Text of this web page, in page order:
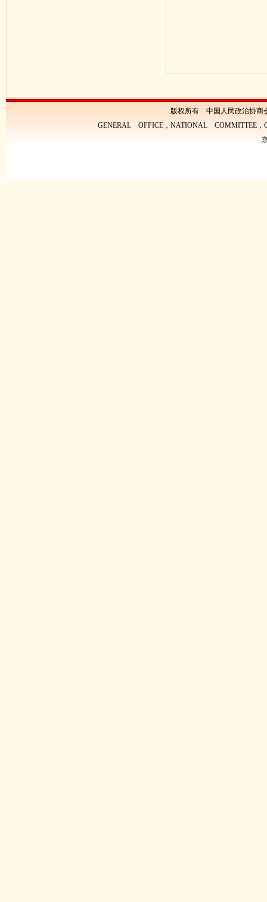
版权所有 中国人民政治协商
GENERAL OFFICE，NATIONAL COMMITTEE，